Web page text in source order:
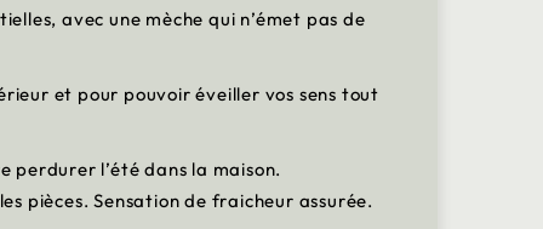
avec une mèche qui n’émet pas de
et pour pouvoir éveiller vos sens tout
perdurer l’été dans la maison.
pièces. Sensation de fraicheur assurée.